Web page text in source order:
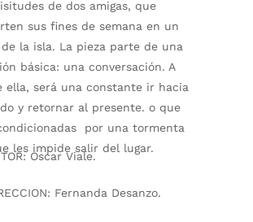
de dos amigas, que
sus fines de semana en un
la isla. La pieza parte de una
básica: una conversación. A
ella, será una constante ir hacia
y retornar al presente. o que
por una tormenta
les impide salir del lugar.
Oscar Viale.
Fernanda Desanzo.